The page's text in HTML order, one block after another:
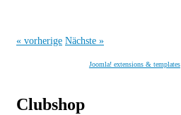
« vorherige Nächste »
Joomla! extensions & templates
Clubshop